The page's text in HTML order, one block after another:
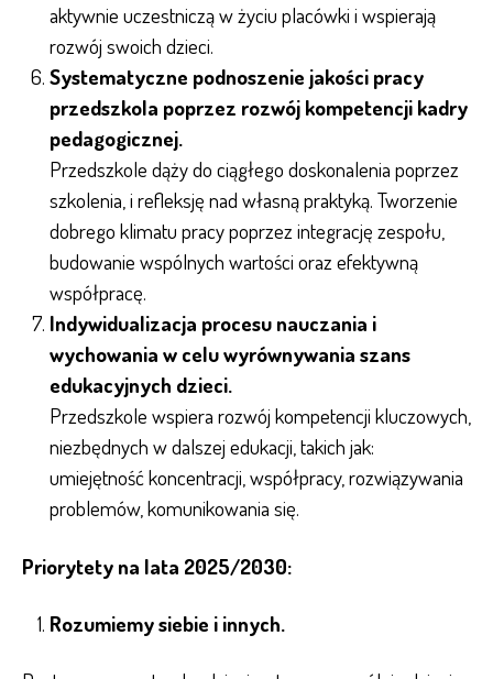
aktywnie uczestniczą w życiu placówki i wspierają
rozwój swoich dzieci.
Systematyczne podnoszenie jakości pracy
przedszkola poprzez rozwój kompetencji kadry
pedagogicznej.
Przedszkole dąży do ciągłego doskonalenia poprzez
szkolenia, i refleksję nad własną praktyką. Tworzenie
dobrego klimatu pracy poprzez integrację zespołu,
budowanie wspólnych wartości oraz efektywną
współpracę.
Indywidualizacja procesu nauczania i
wychowania w celu wyrównywania szans
edukacyjnych dzieci.
Przedszkole wspiera rozwój kompetencji kluczowych,
niezbędnych w dalszej edukacji, takich jak:
umiejętność koncentracji, współpracy, rozwiązywania
problemów, komunikowania się.
Priorytety na lata 2025/2030:
Rozumiemy siebie i innych.